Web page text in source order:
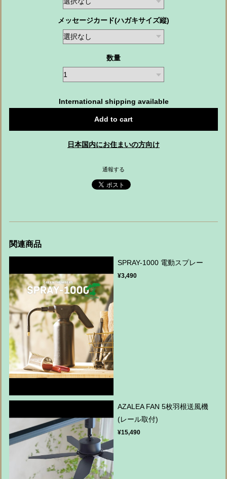
メッセージカード(ハガキサイズ縦)
数量
International shipping available
Add to cart
日本国内にお住まいの方向け
通報する
関連商品
SPRAY-1000 電動スプレー
¥3,490
AZALEA FAN 5枚羽根送風機
(レール取付)
¥15,490